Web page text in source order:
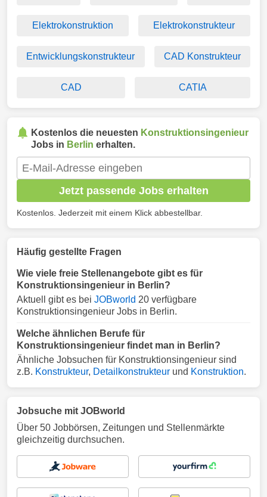
Elektrokonstruktion Elektrokonstrukteur
Entwicklungskonstrukteur CAD Konstrukteur
CAD CATIA
Kostenlos die neuesten Konstruktionsingenieur
Jobs in Berlin erhalten.
Jetzt passende Jobs erhalten
Kostenlos. Jederzeit mit einem Klick abbestellbar.
Häufig gestellte Fragen
Wie viele freie Stellenangebote gibt es für
Konstruktionsingenieur in Berlin?
Aktuell gibt es bei JOBworld 20 verfügbare
Konstruktionsingenieur Jobs in Berlin.
Welche ähnlichen Berufe für
Konstruktionsingenieur findet man in Berlin?
Ähnliche Jobsuchen für Konstruktionsingenieur sind
z.B. Konstrukteur, Detailkonstrukteur und Konstruktion.
Jobsuche mit JOBworld
Über 50 Jobbörsen, Zeitungen und Stellenmärkte
gleichzeitig durchsuchen.